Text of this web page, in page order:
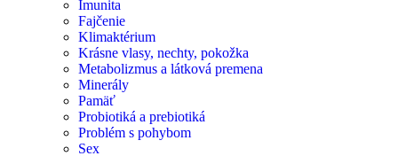
Imunita
Fajčenie
Klimaktérium
Krásne vlasy, nechty, pokožka
Metabolizmus a látková premena
Minerály
Pamäť
Probiotiká a prebiotiká
Problém s pohybom
Sex